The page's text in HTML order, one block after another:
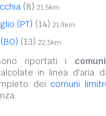
(8) 21,5km
(PT) (14) 21,9km
(13) 22,5km
riportati i
in linea d'aria
dei comuni